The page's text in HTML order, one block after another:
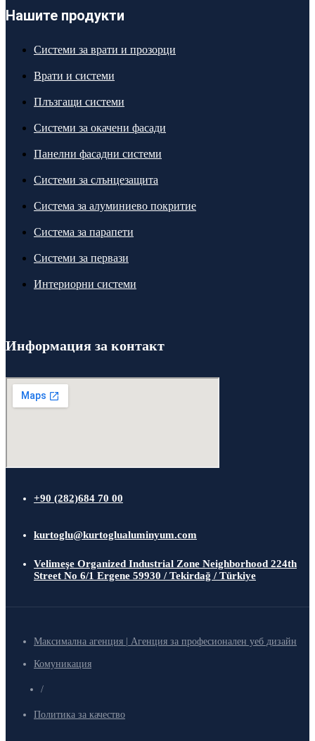
Нашите продукти
Системи за врати и прозорци
Врати и системи
Плъзгащи системи
Системи за окачени фасади
Панелни фасадни системи
Системи за слънцезащита
Система за алуминиево покритие
Система за парапети
Системи за первази
Интериорни системи
Информация за контакт
+90 (282)684 70 00
kurtoglu@kurtoglualuminyum.com
Velimeşe Organized Industrial Zone Neighborhood 224th
Street No 6/1 Ergene 59930 / Tekirdağ / Türkiye
Максимална агенция | Агенция за професионален уеб дизайн
Комуникация
/
Политика за качество